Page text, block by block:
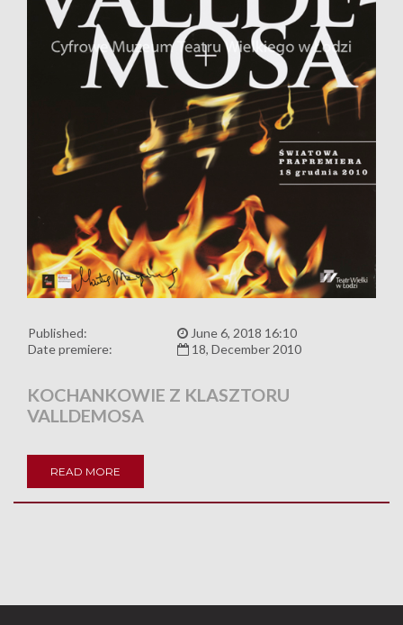
Published:
June 6, 2018 16:10
Date premiere:
18, December 2010
KOCHANKOWIE Z KLASZTORU
VALLDEMOSA
READ MORE